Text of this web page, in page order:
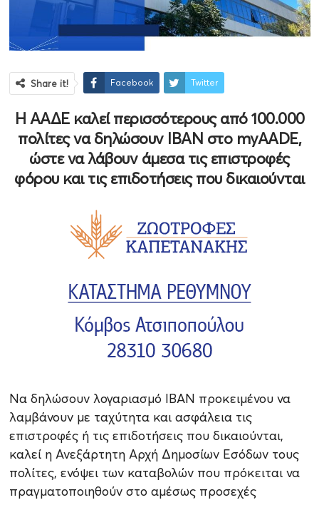
Share it! Facebook Twitter
Η ΑΑΔΕ καλεί περισσότερους από 100.000
πολίτες να δηλώσουν ΙΒΑΝ στο myAADE,
ώστε να λάβουν άμεσα τις επιστροφές
φόρου και τις επιδοτήσεις που δικαιούνται
Να δηλώσουν λογαριασμό IBAN προκειμένου να
λαμβάνουν με ταχύτητα και ασφάλεια τις
επιστροφές ή τις επιδοτήσεις που δικαιούνται,
καλεί η Ανεξάρτητη Αρχή Δημοσίων Εσόδων τους
πολίτες, ενόψει των καταβολών που πρόκειται να
πραγματοποιηθούν στο αμέσως προσεχές